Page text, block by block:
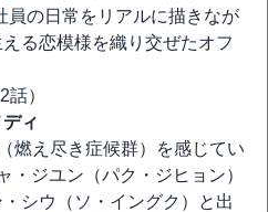
員の日常をリアルに描きなが
る恋模様を織り交ぜたオフ
）
ィ
燃え尽き症候群）を感じてい
・ジユン（パク・ジヒョン）
シウ（ソ・イングク）と出